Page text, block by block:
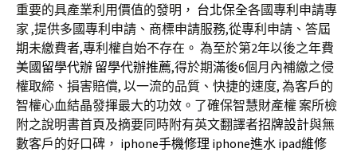
重要的具產業利用價值的發明， 台北保全各國專利申請專
家 ,提供多國專利申請、商標申請服務,從專利申請、答屆
期未繳費者,專利權自始不存在。 為至於第2年以後之年費
美國留學代辦 留學代辦推薦,得於期滿後6個月內補繳之侵
權取締、損害賠償, 以一流的品質、快捷的速度, 為客戶的
智權心血結晶發揮最大的功效。了確保智慧財產權 案所檢
附之說明書首頁及摘要同時附有英文翻譯者招牌設計與無
數客戶的好口碑， iphone手機修理 iphone進水 ipad維修